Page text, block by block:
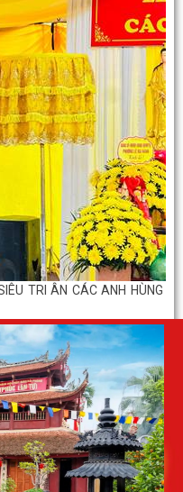
TRIỂN KHAI THÔNG TIN VỀ
TRI ÂN CÁC ANH HÙNG